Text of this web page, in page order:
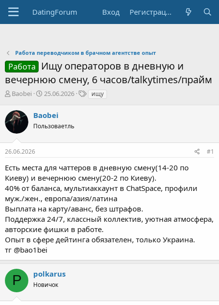
DatingForum Вход Регистрация
Работа переводчиком в брачном агентстве опыт
Работа
Ищу операторов в дневную и
вечернюю смену, 6 часов/talkytimes/прайм
А
т
о
р
е
м
Baobei
Д
а
н
ч
а
25.06.2026
Тищу
Baobei
Пользоваетль
26.06.2026 #1
Есть места для чаттеров в дневную смену(14-20 по
Киеву) и вечернюю смену(20-2 по Киеву).
40% от баланса, мультиаккаунт в ChatSpace, профили
муж./жен., европа/азия/латина
Выплата на карту/аванс, без штрафов.
Поддержка 24/7, классный коллектив, уютная атмосфера,
авторские фишки в работе.
Опыт в сфере дейтинга обязателен, только Украина.
тг @bao1bei
P polkarus
Новичок